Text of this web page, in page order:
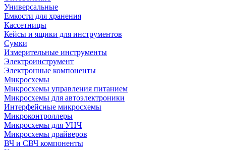
Универсальные
Емкости для хранения
Кассетницы
Кейсы и ящики для инструментов
Сумки
Измерительные инструменты
Электроинструмент
Электронные компоненты
Микросхемы
Микросхемы управления питанием
Микросхемы для автоэлектроники
Интерфейсные микросхемы
Микроконтроллеры
Микросхемы для УНЧ
Микросхемы драйверов
ВЧ и СВЧ компоненты